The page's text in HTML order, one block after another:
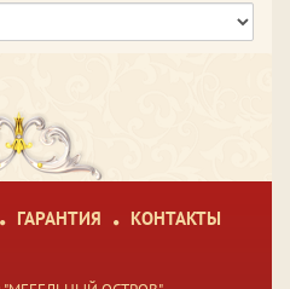
ГАРАНТИЯ КОНТАКТЫ